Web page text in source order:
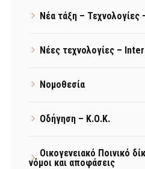
Νέα τάξη – Τεχνολογίες
Νέες τεχνολογίες –
Νομοθεσία
Οδήγηση – Κ.Ο.Κ.
Οικογενειακό Ποινικό
νόμοι και αποφάσεις